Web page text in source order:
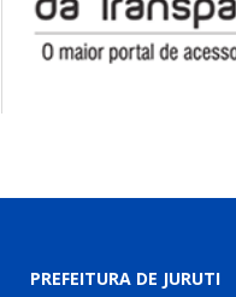
PREFEITURA DE JURUTI